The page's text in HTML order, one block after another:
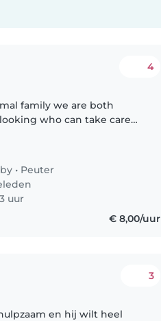
4
family we are both
who can take care
• Peuter
uur
€ 8,00/uur
3
en hij wilt heel